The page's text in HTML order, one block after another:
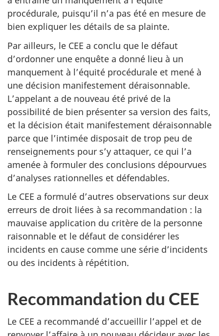
procédurale, puisqu’il n’a pas été en mesure de
bien expliquer les détails de sa plainte.
Par ailleurs, le CEE a conclu que le défaut
d’ordonner une enquête a donné lieu à un
manquement à l’équité procédurale et mené à
une décision manifestement déraisonnable.
L’appelant a de nouveau été privé de la
possibilité de bien présenter sa version des faits,
et la décision était manifestement déraisonnable
parce que l’intimée disposait de trop peu de
renseignements pour s’y attaquer, ce qui l’a
amenée à formuler des conclusions dépourvues
d’analyses rationnelles et défendables.
Le CEE a formulé d’autres observations sur deux
erreurs de droit liées à sa recommandation : la
mauvaise application du critère de la personne
raisonnable et le défaut de considérer les
incidents en cause comme une série d’incidents
ou des incidents à répétition.
Recommandation du CEE
Le CEE a recommandé d’accueillir l’appel et de